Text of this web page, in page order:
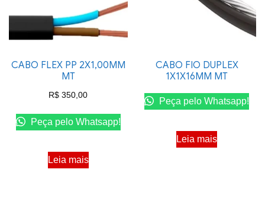
CABO FLEX PP 2X1,00MM
MT
R$ 350,00
Peça pelo Whatsapp!
Leia mais
CABO FIO DUPLEX
1X1X16MM MT
Peça pelo Whatsapp!
Leia mais